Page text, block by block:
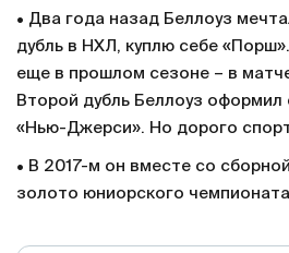
• Два года назад Беллоуз
дубль в НХЛ, куплю себе
еще в прошлом сезоне – в
Второй дубль Беллоуз оформил
«Нью-Джерси». Но дорого
• В 2017-м он вместе со
золото юниорского